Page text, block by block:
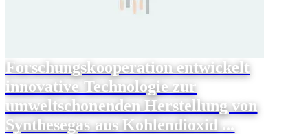
Forschungskooperation entwickelt
innovative Technologie zur
umweltschonenden Herstellung von
Synthesegas aus Kohlendioxid ...